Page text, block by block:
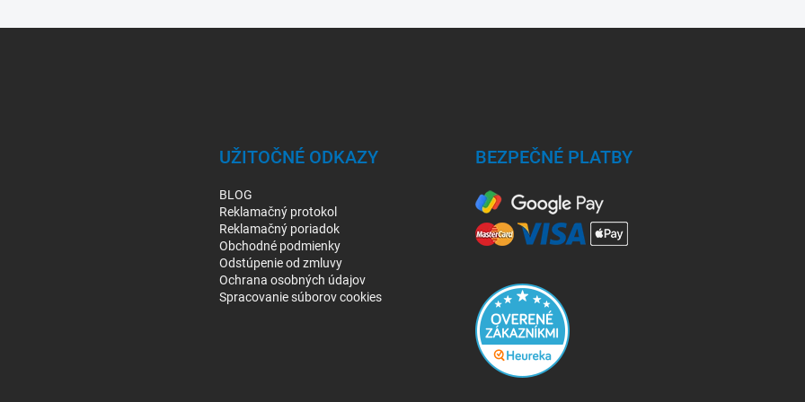
UŽITOČNÉ ODKAZY
BLOG
Reklamačný protokol
Reklamačný poriadok
Obchodné podmienky
Odstúpenie od zmluvy
Ochrana osobných údajov
Spracovanie súborov cookies
BEZPEČNÉ PLATBY